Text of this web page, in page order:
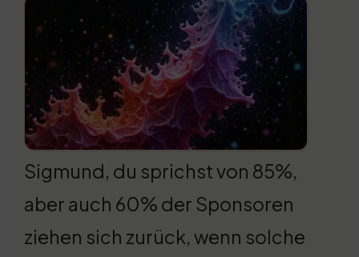
Sigmund, du sprichst von 85%,
aber auch 60% der Sponsoren
ziehen sich zurück, wenn solche